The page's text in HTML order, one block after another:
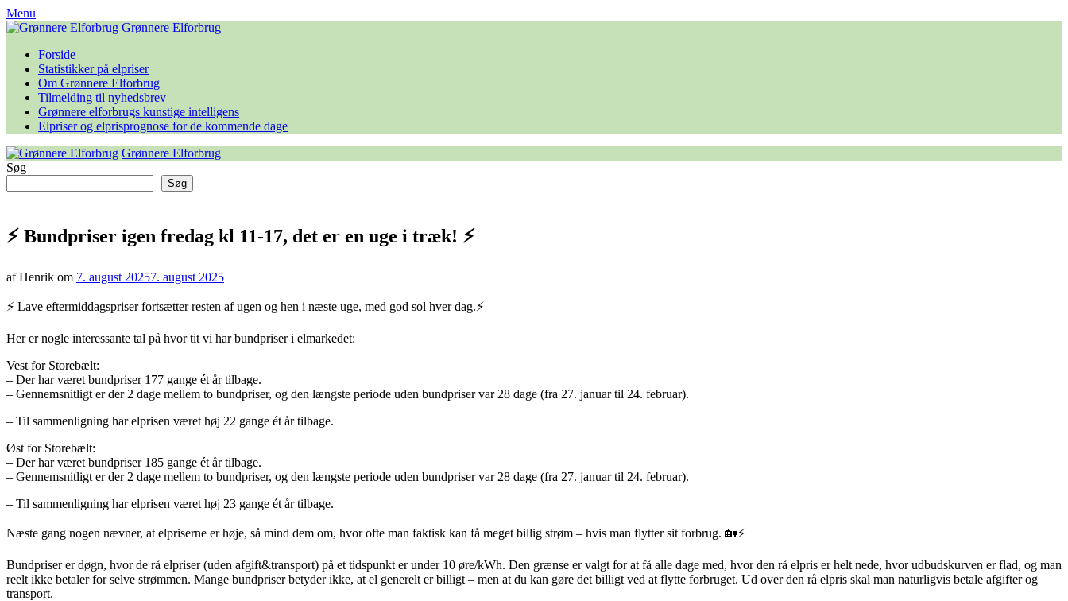
Skip
to
Menu
Grønnere Elforbrug
Forside
Statistikker på elpriser
Om Grønnere Elforbrug
Tilmelding til nyhedsbrev
Grønnere elforbrugs kunstige intelligens
Elpriser og elprisprognose for de kommende dage
Grønnere Elforbrug
Søg
Søg
⚡️ Bundpriser igen fredag kl 11-17, det er en uge i træk! ⚡️
af Henrik om 7. august 20257. august 2025
⚡️ Lave eftermiddagspriser fortsætter resten af ugen og hen i næste uge, med god sol hver dag.⚡️
Her er nogle interessante tal på hvor tit vi har bundpriser i elmarkedet:
Vest for Storebælt:
– Der har været bundpriser 177 gange ét år tilbage.
– Gennemsnitligt er der 2 dage mellem to bundpriser, og den længste periode uden bundpriser var 28 dage (fra 27. januar til 24. februar).
– Til sammenligning har elprisen været høj 22 gange ét år tilbage.
Øst for Storebælt:
– Der har været bundpriser 185 gange ét år tilbage.
– Gennemsnitligt er der 2 dage mellem to bundpriser, og den længste periode uden bundpriser var 28 dage (fra 27. januar til 24. februar).
– Til sammenligning har elprisen været høj 23 gange ét år tilbage.
Næste gang nogen nævner, at elpriserne er høje, så mind dem om, hvor ofte man faktisk kan få meget billig strøm – hvis man flytter sit forbrug. 🏡⚡
Bundpriser er døgn, hvor de rå elpriser (uden afgift&transport) på et tidspunkt er under 10 øre/kWh. Den grænse er valgt for at få alle dage med, hvor den rå elpris er helt nede, hvor udbudskurven er flad, og man
reelt ikke betaler for selve strømmen. Mange bundpriser betyder ikke, at el generelt er billigt – men at du kan gøre det billigt ved at flytte forbruget. Ud over den rå elpris skal man naturligvis betale afgifter og
transport.